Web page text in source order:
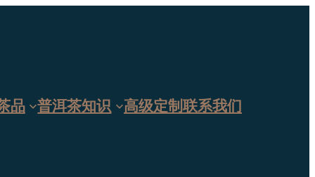
品 普洱茶知识 高级定制 联系我们